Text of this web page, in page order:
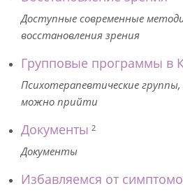
Доступные современные
восстановления зрения
Групповые программы в
Психотерапевтические
можно прийти
Документы 2
Документы
Избавляемся от